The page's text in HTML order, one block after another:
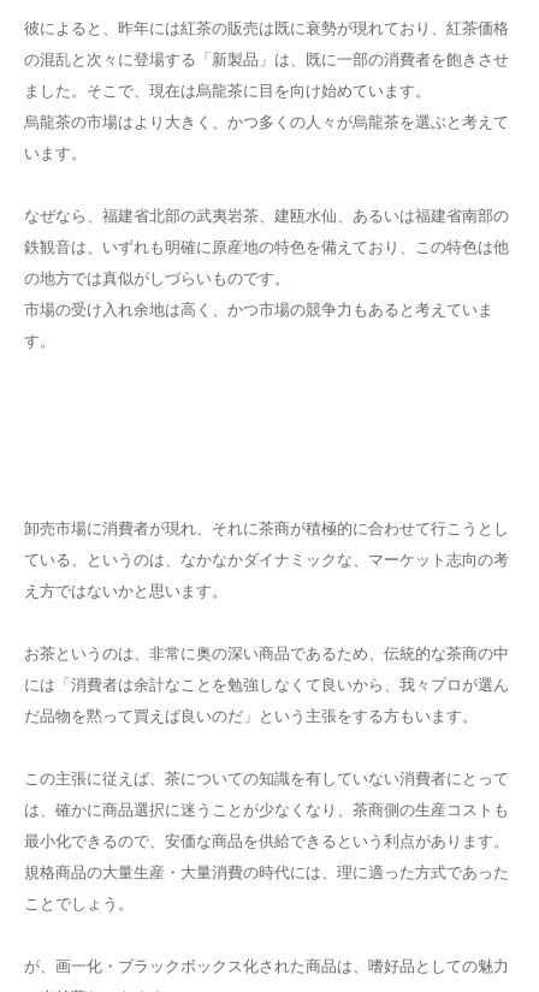
彼によると、昨年には紅茶の販売は既に衰勢が現れており、紅茶価格
の混乱と次々に登場する「新製品」は、既に一部の消費者を飽きさせ
ました。そこで、現在は烏龍茶に目を向け始めています。
烏龍茶の市場はより大きく、かつ多くの人々が烏龍茶を選ぶと考えて
います。
なぜなら、福建省北部の武夷岩茶、建瓯水仙、あるいは福建省南部の
鉄観音は、いずれも明確に原産地の特色を備えており、この特色は他
の地方では真似がしづらいものです。
市場の受け入れ余地は高く、かつ市場の競争力もあると考えていま
す。
卸売市場に消費者が現れ、それに茶商が積極的に合わせて行こうとし
ている、というのは、なかなかダイナミックな、マーケット志向の考
え方ではないかと思います。
お茶というのは、非常に奥の深い商品であるため、伝統的な茶商の中
には「消費者は余計なことを勉強しなくて良いから、我々プロが選ん
だ品物を黙って買えば良いのだ」という主張をする方もいます。
この主張に従えば、茶についての知識を有していない消費者にとって
は、確かに商品選択に迷うことが少なくなり、茶商側の生産コストも
最小化できるので、安価な商品を供給できるという利点があります。
規格商品の大量生産・大量消費の時代には、理に適った方式であった
ことでしょう。
が、画一化・ブラックボックス化された商品は、嗜好品としての魅力